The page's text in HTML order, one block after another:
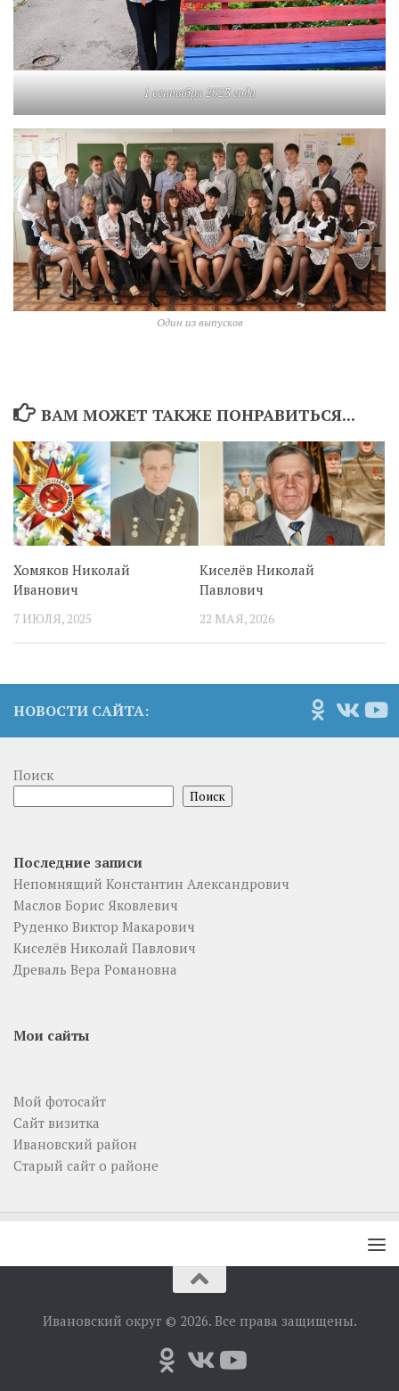
1 сентября 2023 года
Один из выпусков
ВАМ МОЖЕТ ТАКЖЕ ПОНРАВИТЬСЯ...
Хомяков Николай
Иванович
7 ИЮЛЯ, 2025
Киселёв Николай
Павлович
22 МАЯ, 2026
НОВОСТИ САЙТА:
Поиск
Поиск
Последние записи
Непомнящий Константин Александрович
Маслов Борис Яковлевич
Руденко Виктор Макарович
Киселёв Николай Павлович
Древаль Вера Романовна
Мои сайты
Мой фотосайт
Сайт визитка
Ивановский район
Старый сайт о районе
Ивановский округ © 2026. Все права защищены.